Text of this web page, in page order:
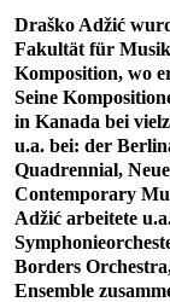
Draško Adžić
Fakultät für
Komposition, wo
Seine
in Kanada bei
u.a. bei: der
Quadrennial,
Contemporary
Adžić arbeitete
Borders
Ensemble